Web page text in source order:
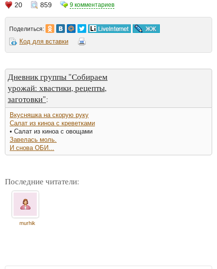
20 859 9 комментариев
Поделиться:
Код для вставки
Дневник группы "Собираем
урожай: хвастики, рецепты,
заготовки":
Вкусняшка на скорую руку
Салат из киноа с креветками
• Салат из киноа с овощами
Завелась моль.
И снова ОБИ...
Последние читатели:
murhik